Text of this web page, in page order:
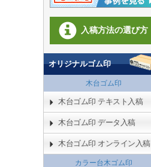
入稿方法の選び方
オリジナルゴム印
木台ゴム印
木台ゴム印 テキスト入稿
木台ゴム印 データ入稿
木台ゴム印 オンライン入稿
カラー台木ゴム印